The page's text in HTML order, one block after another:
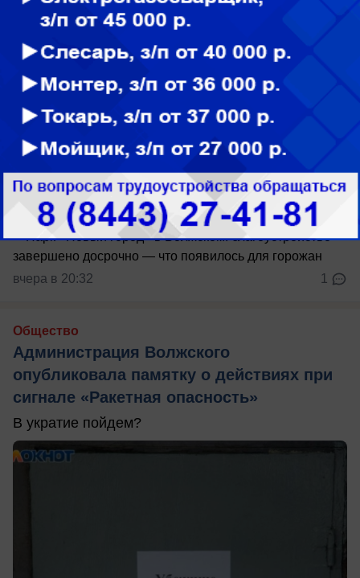
Общество
Парк «Новый город» в Волжском:
благоустройство завершено
досрочно — что появилось для горожан
Парк "Новый город" уже готов
вчера в 20:32 1
Общество
Администрация Волжского
опубликовала памятку о действиях при
сигнале «Ракетная опасность»
В укратие пойдем?